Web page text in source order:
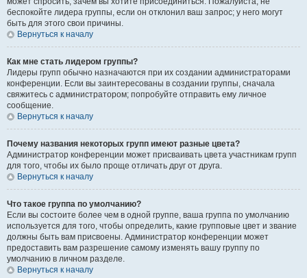
беспокойте лидера группы, если он отклонил ваш запрос; у него могут
быть для этого свои причины.
Вернуться к началу
Как мне стать лидером группы?
Лидеры групп обычно назначаются при их создании администраторами
конференции. Если вы заинтересованы в создании группы, сначала
свяжитесь с администратором; попробуйте отправить ему личное
сообщение.
Вернуться к началу
Почему названия некоторых групп имеют разные цвета?
Администратор конференции может присваивать цвета участникам групп
для того, чтобы их было проще отличать друг от друга.
Вернуться к началу
Что такое группа по умолчанию?
Если вы состоите более чем в одной группе, ваша группа по умолчанию
используется для того, чтобы определить, какие групповые цвет и звание
должны быть вам присвоены. Администратор конференции может
предоставить вам разрешение самому изменять вашу группу по
умолчанию в личном разделе.
Вернуться к началу